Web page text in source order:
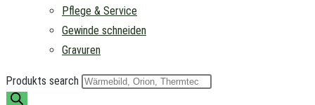
Pflege & Service
Gewinde schneiden
Gravuren
Produkts search